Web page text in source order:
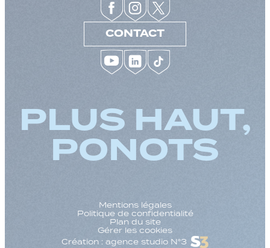
CONTACT
PLUS HAUT,
PONOTS
Mentions légales
Politique de confidentialité
Plan du site
Gérer les cookies
Création : agence studio N°3